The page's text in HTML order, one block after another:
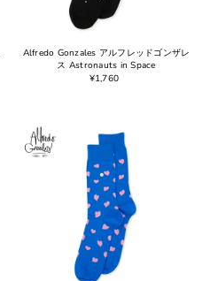
Alfredo Gonzales アルフレッドゴンザレ
ス Astronauts in Space
¥1,760